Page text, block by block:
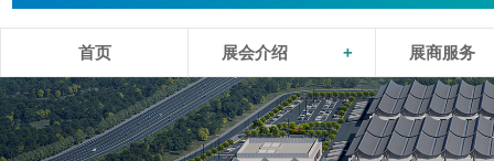
首页 展会介绍 + 展商服务